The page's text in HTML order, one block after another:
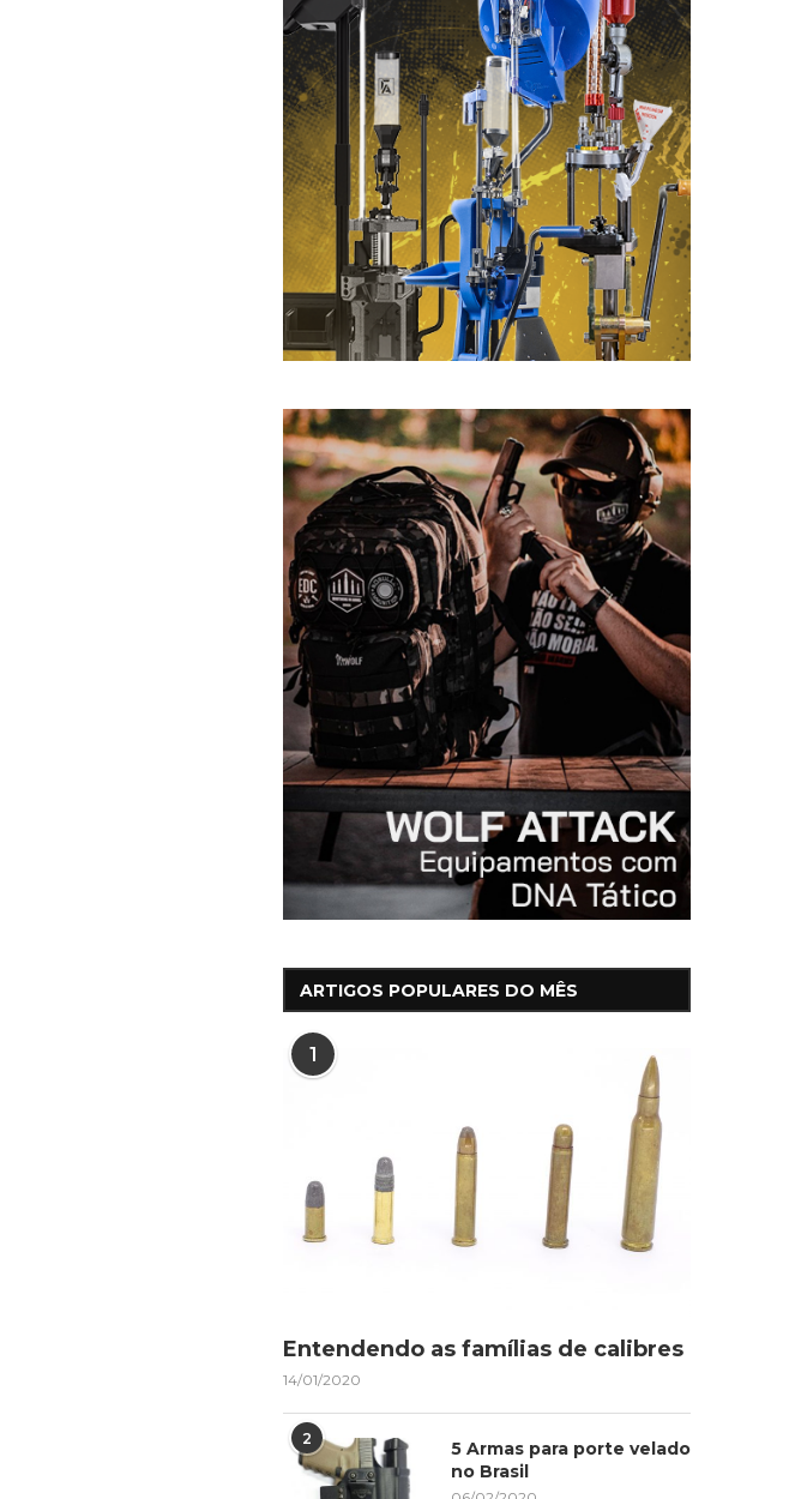
ARTIGOS POPULARES DO MÊS
1
Entendendo as famílias de calibres
14/01/2020
2
5 Armas para porte velado
no Brasil